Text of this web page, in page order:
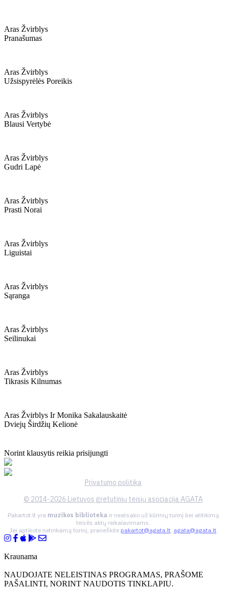
Aras Žvirblys
Pranašumas
Aras Žvirblys
Užsispyrėlės Poreikis
Aras Žvirblys
Blausi Vertybė
Aras Žvirblys
Gudri Lapė
Aras Žvirblys
Prasti Norai
Aras Žvirblys
Liguistai
Aras Žvirblys
Sąranga
Aras Žvirblys
Seilinukai
Aras Žvirblys
Tikrasis Kilnumas
Aras Žvirblys Ir Monika Sakalauskaitė
Dviejų Širdžių Kelionė
Norint klausytis reikia prisijungti
Privatumo politika
© 2014-2026 Lietuvos gretutinių teisių asociacija AGATA
Pakartot.lt yra muzikos biblioteka ir neatsako už kūrinių turinį bei atitikimą
teisės aktų reikalavimams.
Jei aptikote netinkamą turinį, praneškite pakartot@agata.lt, agata@agata.lt
Kraunama
NAUDOJATE NELEISTINAS PROGRAMAS, PRAŠOME
PAŠALINTI, NORINT NAUDOTIS TINKLAPIU.